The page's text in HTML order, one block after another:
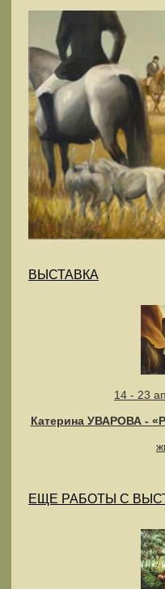
ВЫСТАВКА
14 - 23
Катерина УВАРОВА -
ЕЩЕ РАБОТЫ С